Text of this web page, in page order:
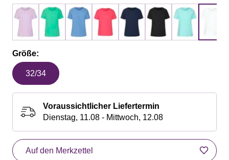
Größe:
32/34
Voraussichtlicher Liefertermin
Dienstag, 11.08 - Mittwoch, 12.08
Auf den Merkzettel